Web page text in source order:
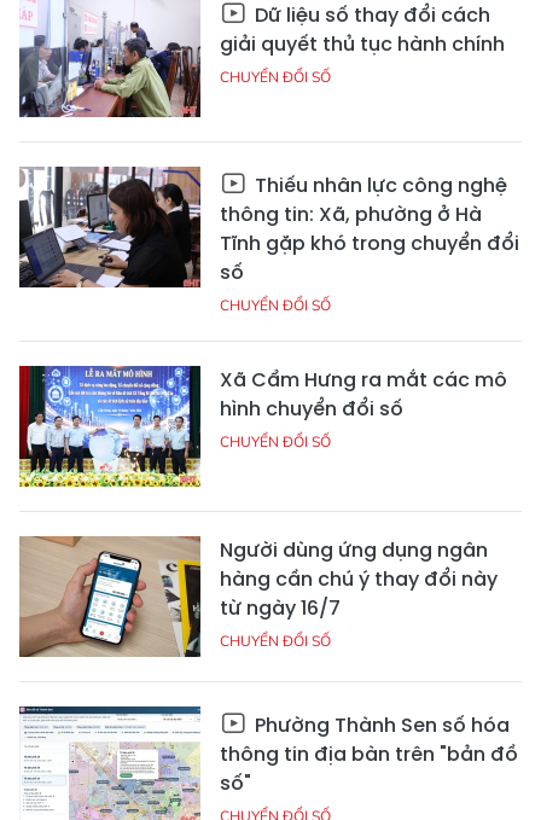
Dữ liệu số thay đổi cách
giải quyết thủ tục hành chính
CHUYỂN ĐỔI SỐ
Thiếu nhân lực công nghệ
thông tin: Xã, phường ở Hà
Tĩnh gặp khó trong chuyển đổi
số
CHUYỂN ĐỔI SỐ
Xã Cẩm Hưng ra mắt các mô
hình chuyển đổi số
CHUYỂN ĐỔI SỐ
Người dùng ứng dụng ngân
hàng cần chú ý thay đổi này
từ ngày 16/7
CHUYỂN ĐỔI SỐ
Phường Thành Sen số hóa
thông tin địa bàn trên "bản đồ
số"
CHUYỂN ĐỔI SỐ